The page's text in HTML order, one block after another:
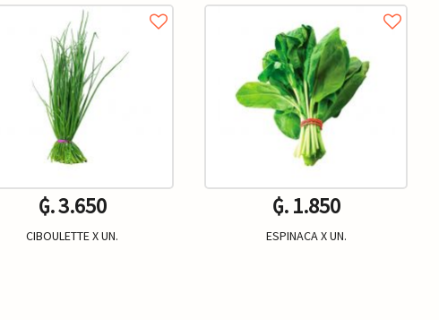
₲. 3.650
CIBOULETTE X UN.
₲. 1.850
ESPINACA X UN.